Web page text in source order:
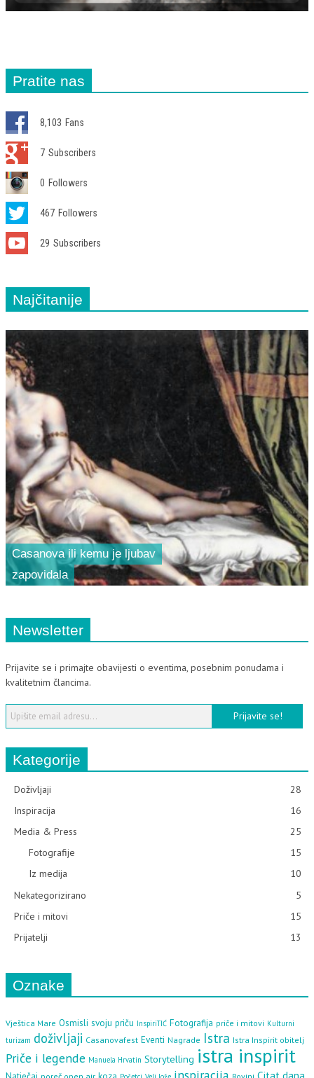
Pratite nas
8,103 Fans
7 Subscribers
0 Followers
467 Followers
29 Subscribers
Najčitanije
Casanova ili kemu je ljubav
zapovidala
Newsletter
Prijavite se i primajte obavijesti o eventima, posebnim ponudama i
kvalitetnim člancima.
Kategorije
Doživljaji
28
Inspiracija
16
Media & Press
25
Fotografije
15
Iz medija
10
Nekategorizirano
5
Priče i mitovi
15
Prijatelji
13
Oznake
Vještica Mare Osmisli svoju priču InspiriTIĆ Fotografija priče i mitovi Kulturni
turizam doživljaji Casanovafest Eventi Nagrade Istra Istra Inspirit obitelj
Priče i legende Manuela Hrvatin Storytelling istra inspirit